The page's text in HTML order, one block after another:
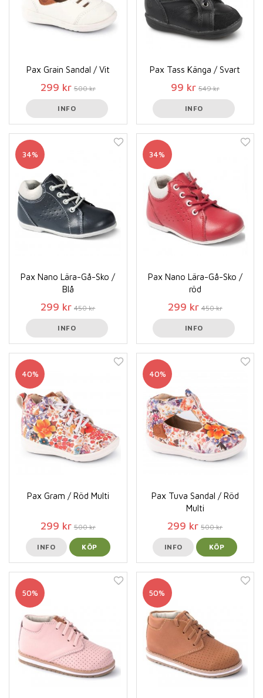
Pax Grain Sandal / Vit
299 kr 500 kr
INFO
Pax Tass Känga / Svart
99 kr 549 kr
INFO
34%
Pax Nano Lära-Gå-Sko /
Blå
299 kr 450 kr
INFO
34%
Pax Nano Lära-Gå-Sko /
röd
299 kr 450 kr
INFO
40%
Pax Gram / Röd Multi
299 kr 500 kr
INFO KÖP
40%
Pax Tuva Sandal / Röd
Multi
299 kr 500 kr
INFO KÖP
50% 50%